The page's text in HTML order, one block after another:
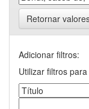
Retornar
Adicionar filtros:
Utilizar filtros